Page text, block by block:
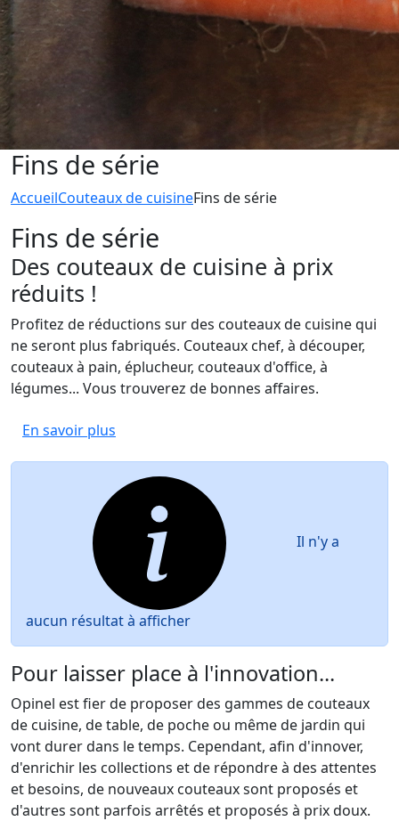
Fins de série
AccueilCouteaux de cuisineFins de série
Fins de série
Des couteaux de cuisine à prix
réduits !
Profitez de réductions sur des couteaux de cuisine qui
ne seront plus fabriqués. Couteaux chef, à découper,
couteaux à pain, éplucheur, couteaux d'office, à
légumes... Vous trouverez de bonnes affaires.
En savoir plus
Il n'y a
aucun résultat à afficher
Pour laisser place à l'innovation...
Opinel est fier de proposer des gammes de couteaux
de cuisine, de table, de poche ou même de jardin qui
vont durer dans le temps. Cependant, afin d'innover,
d'enrichir les collections et de répondre à des attentes
et besoins, de nouveaux couteaux sont proposés et
d'autres sont parfois arrêtés et proposés à prix doux.